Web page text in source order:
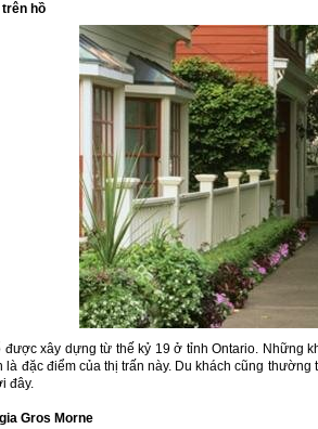
hồ
xây dựng từ thế kỷ 19 ở tỉnh Ontario. Những
là đặc điểm của thị trấn này. Du khách cũng
đây.
Gros Morne